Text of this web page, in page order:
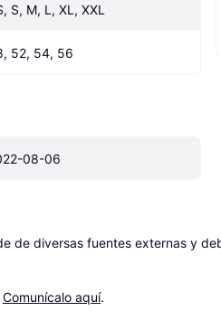
S, M, L, XL, XXL
52, 54, 56
08-06
de diversas fuentes externas y
Comunícalo aquí.